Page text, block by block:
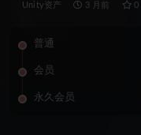
Unity资产 3 月前 0
普通
会员
永久会员